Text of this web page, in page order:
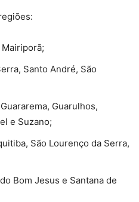
Santo André, São
Guarulhos,
e Suzano;
São Lourenço da Serra,
Bom Jesus e Santana de